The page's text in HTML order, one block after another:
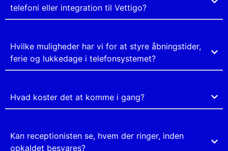
telefoni eller integration til Vettigo?
Hvilke muligheder har vi for at styre åbningstider,
ferie og lukkedage i telefonsystemet?
Hvad koster det at komme i gang?
Kan receptionisten se, hvem der ringer, inden
opkaldet besvares?